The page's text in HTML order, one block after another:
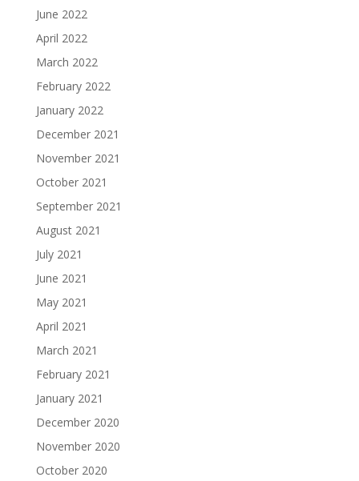
June 2022
April 2022
March 2022
February 2022
January 2022
December 2021
November 2021
October 2021
September 2021
August 2021
July 2021
June 2021
May 2021
April 2021
March 2021
February 2021
January 2021
December 2020
November 2020
October 2020